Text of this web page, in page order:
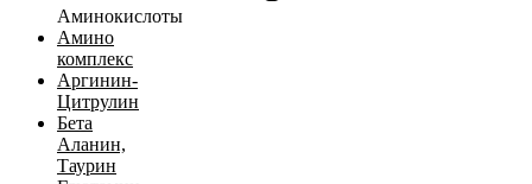
Аминокислоты
Амино
комплекс
Аргинин-
Цитрулин
Бета
Аланин,
Таурин